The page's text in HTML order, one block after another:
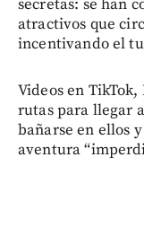
secretas: se han
atractivos que
incentivando el
Videos en
rutas para llegar
bañarse en ellos
aventura